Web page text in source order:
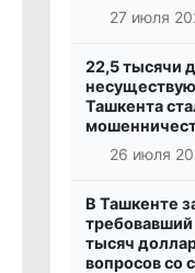
27 июля
22,5 тысячи
Ташкента
26 июля
В Ташкенте
тысяч
вопросов со